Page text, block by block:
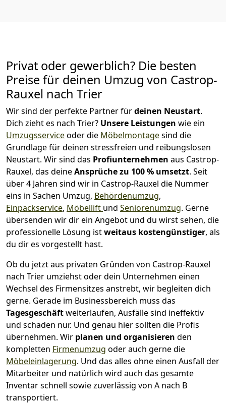
Privat oder gewerblich? Die besten
Preise für deinen Umzug von Castrop-
Rauxel nach Trier
Wir sind der perfekte Partner fürdeinen Neustart.
Dich zieht es nach Trier? Unsere Leistungen wie ein
Umzugsserviceoder die Möbelmontagesind die
Grundlage für deinen stressfreien und reibungslosen
Neustart. Wir sind das Profiunternehmen aus Castrop-
Rauxel, das deineAnsprüche zu 100 % umsetzt. Seit
über 4 Jahren sind wir in Castrop-Rauxel die Nummer
eins in Sachen Umzug, Behördenumzug,
Einpackservice, Möbellift und Seniorenumzug. Gerne
übersenden wir dir ein Angebot und du wirst sehen, die
professionelle Lösung istweitaus kostengünstiger, als
du dir es vorgestellt hast.
Ob du jetzt aus privaten Gründen von Castrop-Rauxel
nach Trier umziehst oder dein Unternehmen einen
Wechsel des Firmensitzes anstrebt, wir begleiten dich
gerne. Gerade im Businessbereich muss das
Tagesgeschäftweiterlaufen, Ausfälle sind ineffektiv
und schaden nur. Und genau hier sollten die Profis
übernehmen. Wir planen und organisieren den
kompletten Firmenumzug oder auch gerne die
Möbeleinlagerung. Und das alles ohne einen Ausfall der
Mitarbeiter und natürlich wird auch das gesamte
Inventar schnell sowie zuverlässig von A nach B
transportiert.